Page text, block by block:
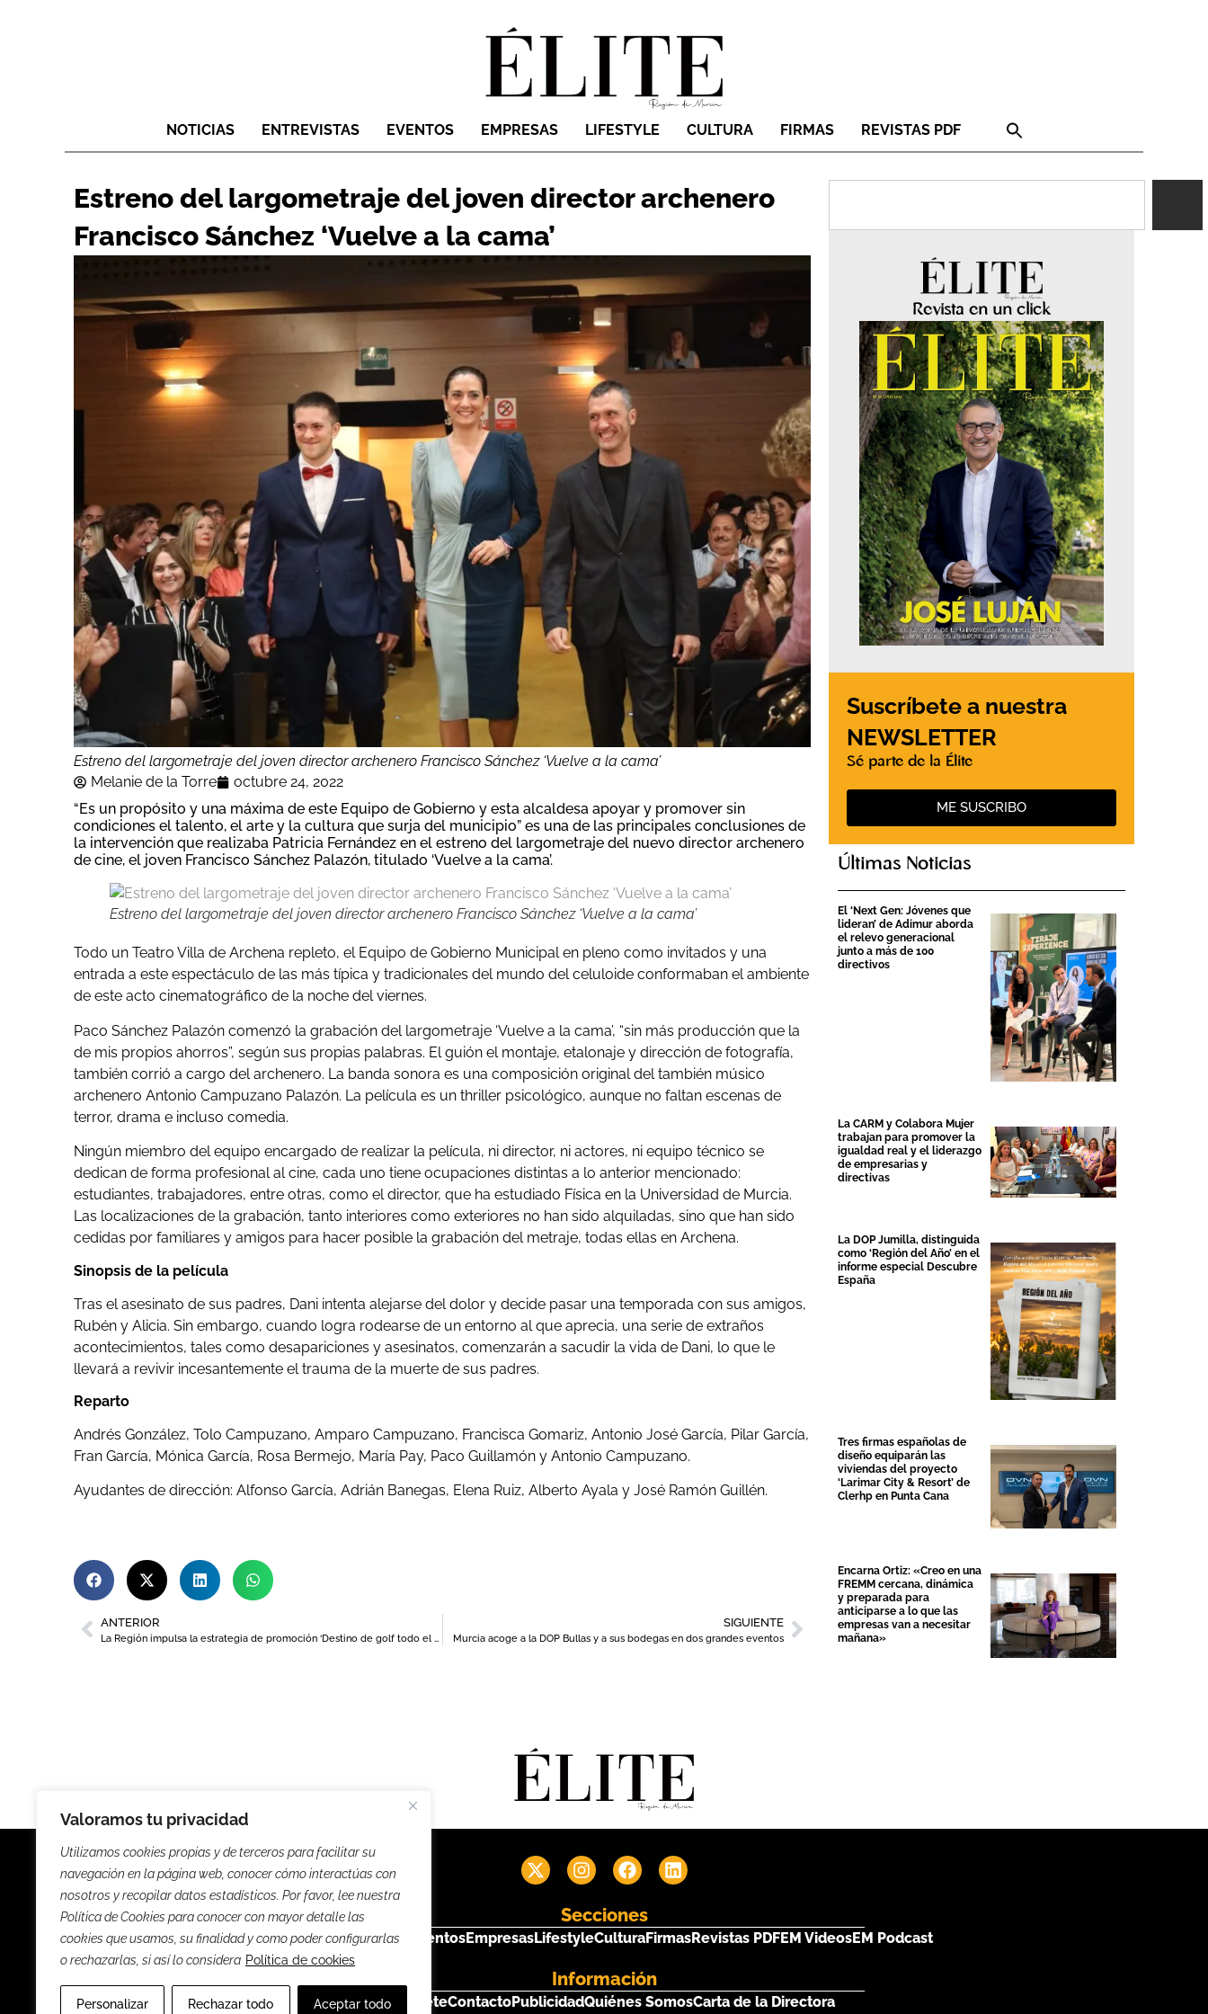
Valoramos tu privacidad
Utilizamos cookies propias y de terceros para facilitar su
navegación en la página web, conocer cómo interactúas con
nosotros y recopilar datos estadísticos. Por favor, lee nuestra
Política de Cookies para conocer con mayor detalle las
cookies que usamos, su finalidad y como poder configurarlas
o rechazarlas, si así lo considera Política de cookies
Personalizar Rechazar todo Aceptar todo
NOTICIAS ENTREVISTAS EVENTOS EMPRESAS LIFESTYLE CULTURA FIRMAS REVISTAS PDF
Estreno del largometraje del joven director archenero
Francisco Sánchez ‘Vuelve a la cama’
Estreno del largometraje del joven director archenero Francisco Sánchez ‘Vuelve a la cama’
Melanie de la Torre
octubre 24, 2022
“Es un propósito y una máxima de este Equipo de Gobierno y esta alcaldesa apoyar y promover sin
condiciones el talento, el arte y la cultura que surja del municipio” es una de las principales conclusiones de
la intervención que realizaba Patricia Fernández en el estreno del largometraje del nuevo director archenero
de cine, el joven Francisco Sánchez Palazón, titulado ‘Vuelve a la cama’.
Estreno del largometraje del joven director archenero Francisco Sánchez ‘Vuelve a la cama’
Todo un Teatro Villa de Archena repleto, el Equipo de Gobierno Municipal en pleno como invitados y una
entrada a este espectáculo de las más típica y tradicionales del mundo del celuloide conformaban el ambiente
de este acto cinematográfico de la noche del viernes.
Paco Sánchez Palazón comenzó la grabación del largometraje ‘Vuelve a la cama’, “sin más producción que la
de mis propios ahorros”, según sus propias palabras. El guión el montaje, etalonaje y dirección de fotografía,
también corrió a cargo del archenero. La banda sonora es una composición original del también músico
archenero Antonio Campuzano Palazón. La película es un thriller psicológico, aunque no faltan escenas de
terror, drama e incluso comedia.
Ningún miembro del equipo encargado de realizar la película, ni director, ni actores, ni equipo técnico se
dedican de forma profesional al cine, cada uno tiene ocupaciones distintas a lo anterior mencionado:
estudiantes, trabajadores, entre otras, como el director, que ha estudiado Física en la Universidad de Murcia.
Las localizaciones de la grabación, tanto interiores como exteriores no han sido alquiladas, sino que han sido
cedidas por familiares y amigos para hacer posible la grabación del metraje, todas ellas en Archena.
Sinopsis de la película
Tras el asesinato de sus padres, Dani intenta alejarse del dolor y decide pasar una temporada con sus amigos,
Rubén y Alicia. Sin embargo, cuando logra rodearse de un entorno al que aprecia, una serie de extraños
acontecimientos, tales como desapariciones y asesinatos, comenzarán a sacudir la vida de Dani, lo que le
llevará a revivir incesantemente el trauma de la muerte de sus padres.
Reparto
Andrés González, Tolo Campuzano, Amparo Campuzano, Francisca Gomariz, Antonio José García, Pilar García,
Fran García, Mónica García, Rosa Bermejo, María Pay, Paco Guillamón y Antonio Campuzano.
Ayudantes de dirección: Alfonso García, Adrián Banegas, Elena Ruiz, Alberto Ayala y José Ramón Guillén.
ANTERIOR
La Región impulsa la estrategia de promoción ‘Destino de golf todo el año’
SIGUIENTE
Murcia acoge a la DOP Bullas y a sus bodegas en dos grandes eventos
Revista en un click
Suscríbete a nuestra
NEWSLETTER
Sé parte de la Élite
ME SUSCRIBO
Últimas Noticias
El ‘Next Gen: Jóvenes que
lideran’ de Adimur aborda
el relevo generacional
junto a más de 100
directivos
La CARM y Colabora Mujer
trabajan para promover la
igualdad real y el liderazgo
de empresarias y
directivas
La DOP Jumilla, distinguida
como ‘Región del Año’ en el
informe especial Descubre
España
Tres firmas españolas de
diseño equiparán las
viviendas del proyecto
‘Larimar City & Resort’ de
Clerhp en Punta Cana
Encarna Ortiz: «Creo en una
FREMM cercana, dinámica
y preparada para
anticiparse a lo que las
empresas van a necesitar
mañana»
Secciones
NoticiasEntrevistas EventosEmpresasLifestyleCulturaFirmasRevistas PDFEM VideosEM Podcast
Información
SuscríbeteContactoPublicidadQuiénes SomosCarta de la Directora